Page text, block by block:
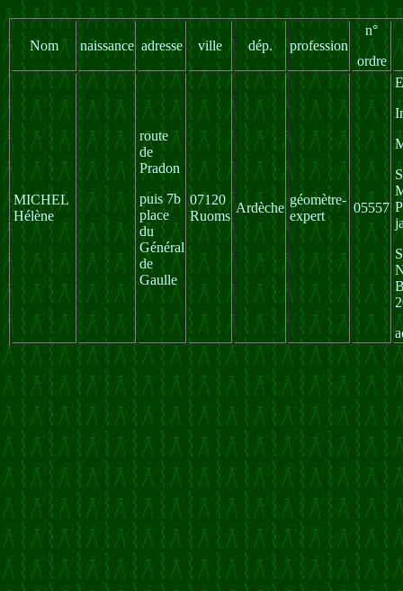
Nom naissance adresse ville dép. profession
n°
ordre
MICHEL
Hélène
route
de
Pradon
puis 7b
place
du
Général
de
Gaulle
07120
Ruoms
Ardèche
géomètre-
expert
05557